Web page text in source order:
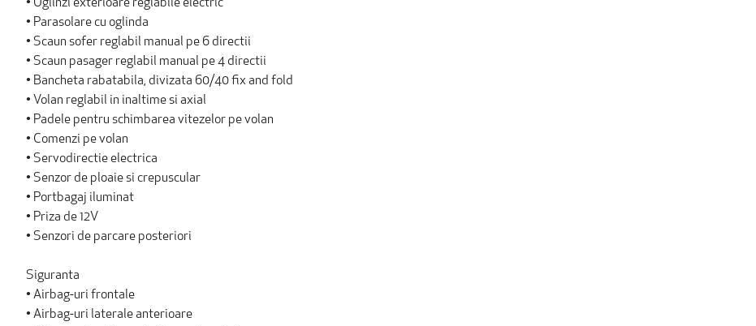
• Oglinzi exterioare reglabile electric
• Parasolare cu oglinda
• Scaun sofer reglabil manual pe 6 directii
• Scaun pasager reglabil manual pe 4 directii
• Bancheta rabatabila, divizata 60/40 fix and fold
• Volan reglabil in inaltime si axial
• Padele pentru schimbarea vitezelor pe volan
• Comenzi pe volan
• Servodirectie electrica
• Senzor de ploaie si crepuscular
• Portbagaj iluminat
• Priza de 12V
• Senzori de parcare posteriori
Siguranta
• Airbag-uri frontale
• Airbag-uri laterale anterioare